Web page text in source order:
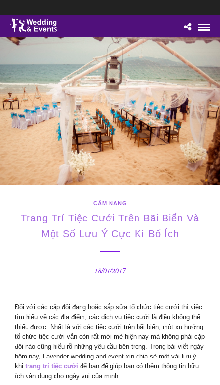
CẨM NANG
Trang Trí Tiệc Cưới Trên Bãi Biển Và
Một Số Lưu Ý Cực Kì Bổ Ích
18/01/2017
Đối với các cặp đôi đang hoặc sắp sửa tổ chức tiệc cưới thì việc
tìm hiểu về các địa điểm, các dịch vụ tiệc cưới là điều không thể
thiếu được. Nhất là với các tiệc cưới trên bãi biển, một xu hướng
tổ chức tiệc cưới vẫn còn rất mới mẻ hiện nay mà không phải cặp
đôi nào cũng hiểu rỗ những yêu cầu bên trong. Trong bài viết ngày
hôm nay, Lavender wedding and event xin chia sẻ một vài lưu ý
khi trang trí tiệc cưới để bạn để giúp bạn có thêm thông tin hữu
ích vận dụng cho ngày vui của mình.